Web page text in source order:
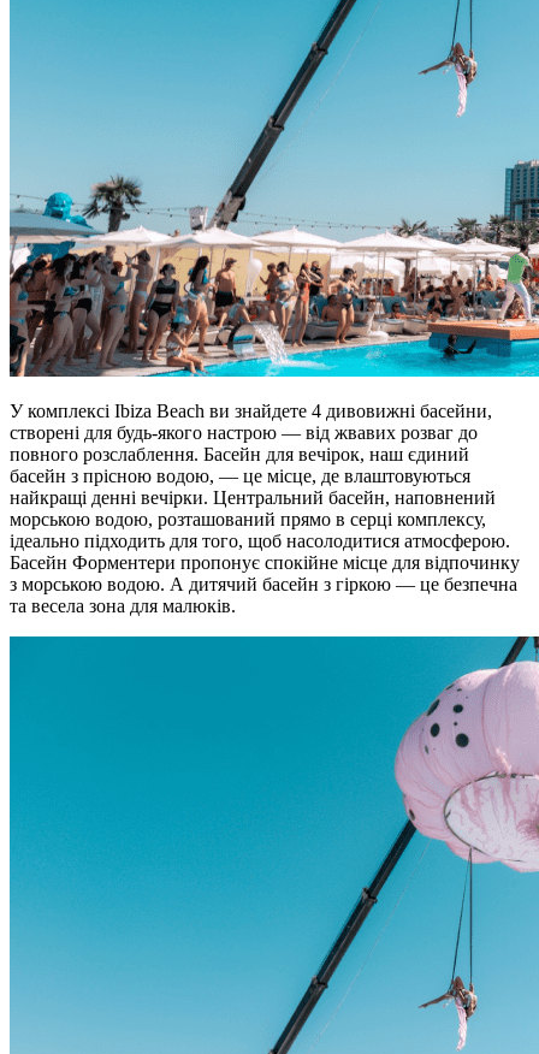
У комплексі Ibiza Beach ви знайдете 4 дивовижні басейни,
створені для будь-якого настрою — від жвавих розваг до
повного розслаблення. Басейн для вечірок, наш єдиний
басейн з прісною водою, — це місце, де влаштовуються
найкращі денні вечірки. Центральний басейн, наповнений
морською водою, розташований прямо в серці комплексу,
ідеально підходить для того, щоб насолодитися атмосферою.
Басейн Форментери пропонує спокійне місце для відпочинку
з морською водою. А дитячий басейн з гіркою — це безпечна
та весела зона для малюків.